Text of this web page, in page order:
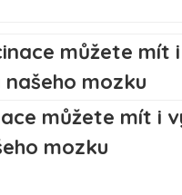
můžete mít i
mozku